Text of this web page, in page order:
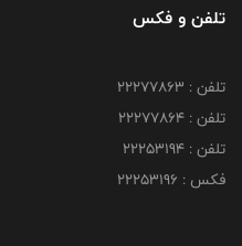
تلفن و فکس
تلفن : 22277863
تلفن : 22277864
تلفن : 22253194
فکس : 22253196